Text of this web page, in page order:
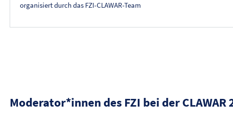
organisiert durch das FZI-CLAWAR-Team
Moderator*innen des FZI bei der CLAWAR